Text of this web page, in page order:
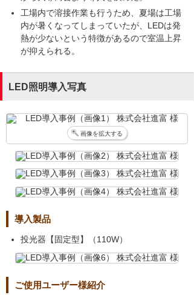
工場内で溶接作業も行うため、夏場は工場
内が暑くなってしまっていたが、LEDは発
熱が少ないという特徴があるので室温上昇
が抑えられる。
LED照明導入写真
画像を拡大する
導入製品
投光器【固定型】（110W）
ご使用ユーザー様紹介